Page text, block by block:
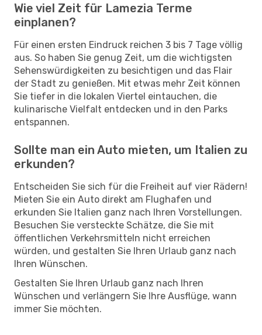
Wie viel Zeit für Lamezia Terme
einplanen?
Für einen ersten Eindruck reichen 3 bis 7 Tage völlig
aus. So haben Sie genug Zeit, um die wichtigsten
Sehenswürdigkeiten zu besichtigen und das Flair
der Stadt zu genießen. Mit etwas mehr Zeit können
Sie tiefer in die lokalen Viertel eintauchen, die
kulinarische Vielfalt entdecken und in den Parks
entspannen.
Sollte man ein Auto mieten, um Italien zu
erkunden?
Entscheiden Sie sich für die Freiheit auf vier Rädern!
Mieten Sie ein Auto direkt am Flughafen und
erkunden Sie Italien ganz nach Ihren Vorstellungen.
Besuchen Sie versteckte Schätze, die Sie mit
öffentlichen Verkehrsmitteln nicht erreichen
würden, und gestalten Sie Ihren Urlaub ganz nach
Ihren Wünschen.
Gestalten Sie Ihren Urlaub ganz nach Ihren
Wünschen und verlängern Sie Ihre Ausflüge, wann
immer Sie möchten.